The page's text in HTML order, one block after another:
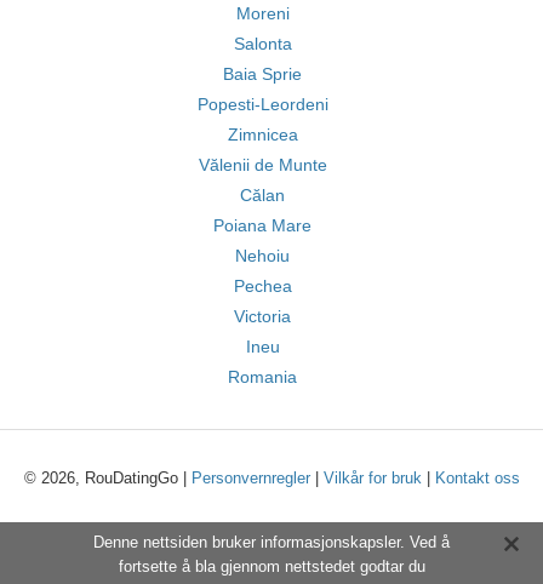
Moreni
Salonta
Baia Sprie
Popesti-Leordeni
Zimnicea
Vălenii de Munte
Călan
Poiana Mare
Nehoiu
Pechea
Victoria
Ineu
Romania
© 2026, RouDatingGo | Personvernregler| Vilkår for bruk| Kontakt oss
Denne nettsiden bruker informasjonskapsler. Ved å
fortsette å bla gjennom nettstedet godtar du